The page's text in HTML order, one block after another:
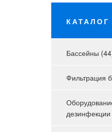
КАТАЛОГ
Бассейны
Фильтрация